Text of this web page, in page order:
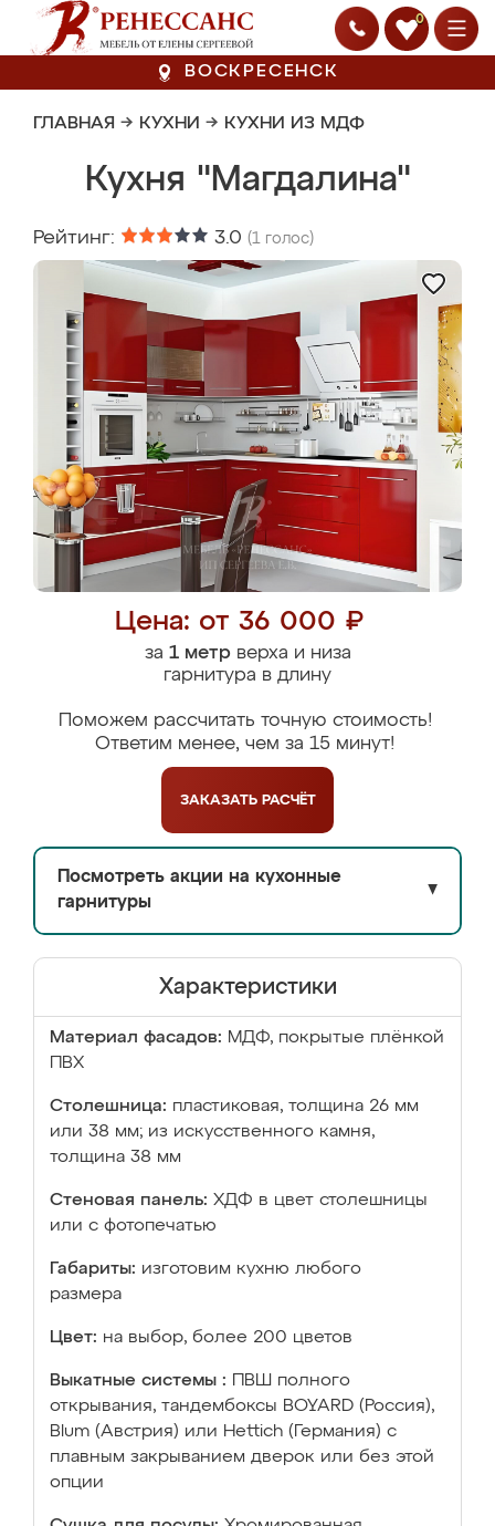
0
ВОСКРЕСЕНСК
ГЛАВНАЯ → КУХНИ → КУХНИ ИЗ МДФ
Кухня "Магдалина"
Рейтинг: 3.0 (1 голос)
Цена: от 36 000 ₽
за 1 метрверха и низа
гарнитура в длину
Поможем рассчитать точную стоимость!
Ответим менее, чем за 15 минут!
ЗАКАЗАТЬ РАСЧЁТ
Посмотреть акции на кухонные
гарнитуры
▼
Характеристики
Материал фасадов: МДФ, покрытые плёнкой
ПВХ
Столешница: пластиковая, толщина 26 мм
или 38 мм; из искусственного камня,
толщина 38 мм
Стеновая панель: ХДФ в цвет столешницы
или с фотопечатью
Габариты: изготовим кухню любого
размера
Цвет: на выбор, более 200 цветов
Выкатные системы :
ПВШ полного
открывания, тандембоксы BOYARD (Россия),
Blum (Австрия) или Hettich (Германия) с
плавным закрыванием дверок или без этой
опции